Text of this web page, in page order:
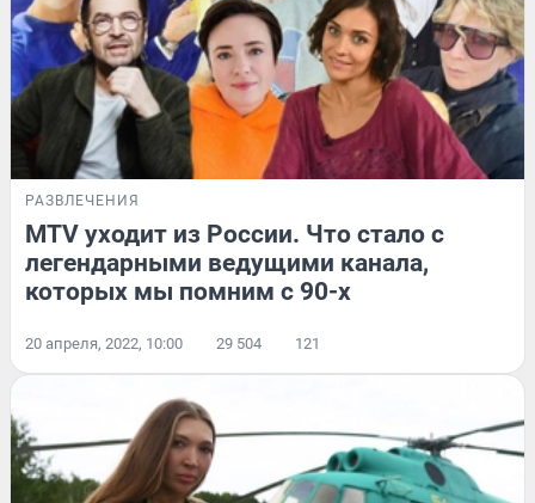
РАЗВЛЕЧЕНИЯ
MTV уходит из России. Что стало с
легендарными ведущими канала,
которых мы помним с 90-х
20 апреля, 2022, 10:00 29 504 121